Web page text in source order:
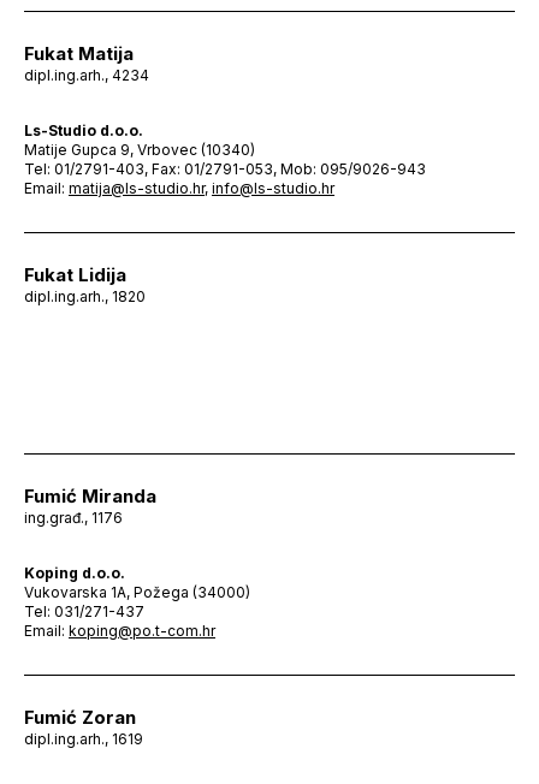
Fukat Matija
dipl.ing.arh., 4234
Ls-Studio d.o.o.
Matije Gupca 9, Vrbovec (10340)
Tel: 01/2791-403, Fax: 01/2791-053, Mob: 095/9026-943
Email: matija@ls-studio.hr, info@ls-studio.hr
Fukat Lidija
dipl.ing.arh., 1820
Fumić Miranda
ing.građ., 1176
Koping d.o.o.
Vukovarska 1A, Požega (34000)
Tel: 031/271-437
Email: koping@po.t-com.hr
Fumić Zoran
dipl.ing.arh., 1619